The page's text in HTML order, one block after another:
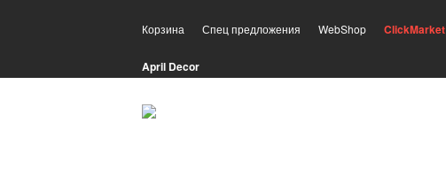
Корзина Спец предложения WebShop ClickMarket
April Decor